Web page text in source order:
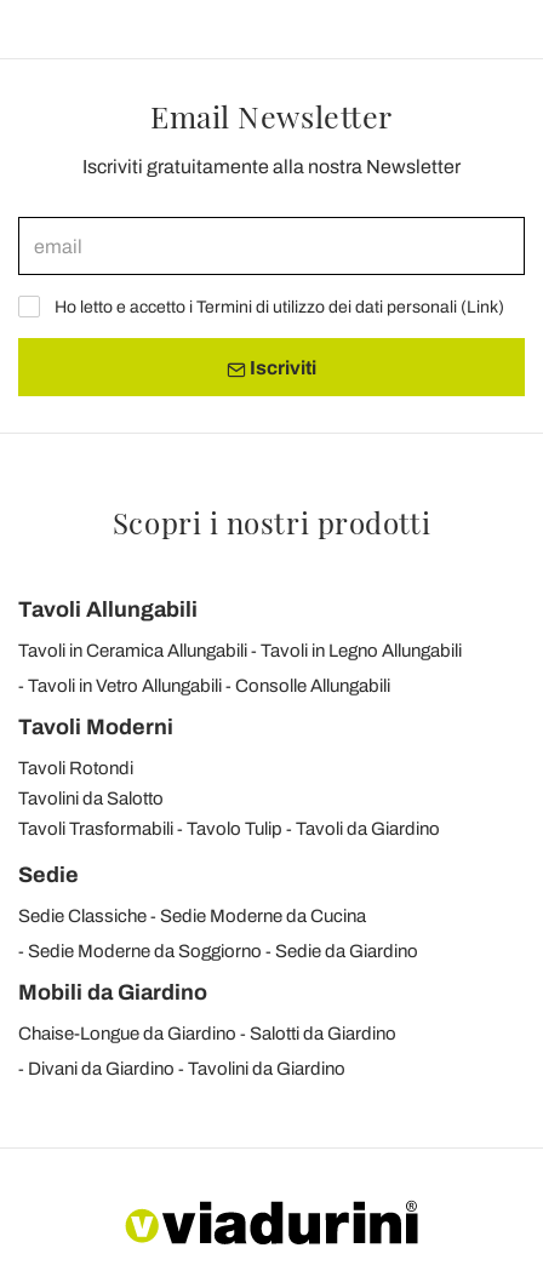
Email Newsletter
Iscriviti gratuitamente alla nostra Newsletter
Ho letto e accetto i Termini di utilizzo dei dati personali (Link)
Iscriviti
Scopri i nostri prodotti
Tavoli Allungabili
Tavoli in Ceramica Allungabili
Tavoli in Legno Allungabili
Tavoli in Vetro Allungabili
Consolle Allungabili
Tavoli Moderni
Tavoli Rotondi
Tavolini da Salotto
Tavoli Trasformabili
Tavolo Tulip Tavoli da Giardino
Sedie
Sedie Classiche
Sedie Moderne da Cucina
Sedie Moderne da Soggiorno
Sedie da Giardino
Mobili da Giardino
Chaise-Longue da Giardino
Salotti da Giardino
Divani da Giardino
Tavolini da Giardino